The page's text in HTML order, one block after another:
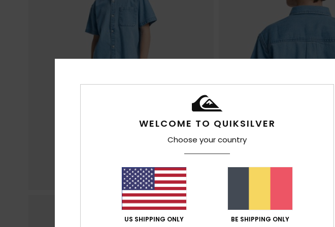
WELCOME TO QUIKSILVER
Choose your country
US SHIPPING ONLY BE SHIPPING ONLY